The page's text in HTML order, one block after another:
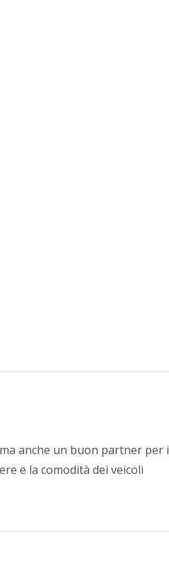
anche un buon partner per i
e la comodità dei veicoli